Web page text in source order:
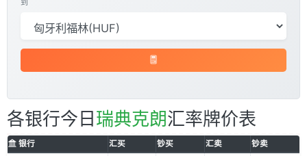
各银行今日 瑞典克朗汇率牌价表
银行 汇买 钞买 汇卖
钞卖